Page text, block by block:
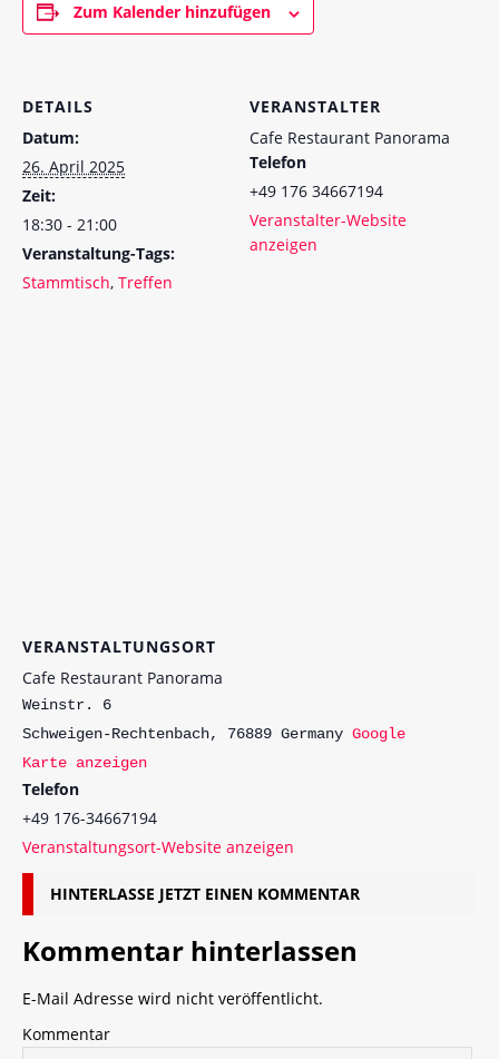
Zum Kalender hinzufügen
DETAILS
Datum:
26. April 2025
Zeit:
18:30 - 21:00
Veranstaltung-Tags:
Stammtisch, Treffen
VERANSTALTER
Cafe Restaurant Panorama
Telefon
+49 176 34667194
Veranstalter-Website
anzeigen
VERANSTALTUNGSORT
Cafe Restaurant Panorama
Weinstr. 6
Schweigen-Rechtenbach, 76889 Germany Google
Karte anzeigen
Telefon
+49 176-34667194
Veranstaltungsort-Website anzeigen
HINTERLASSE JETZT EINEN KOMMENTAR
Kommentar hinterlassen
E-Mail Adresse wird nicht veröffentlicht.
Kommentar